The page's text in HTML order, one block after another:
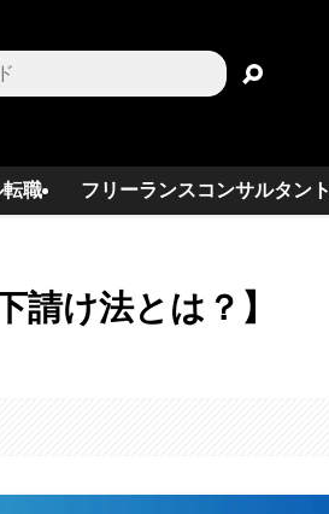
職 フリーランスコンサルタント
請け法とは？】